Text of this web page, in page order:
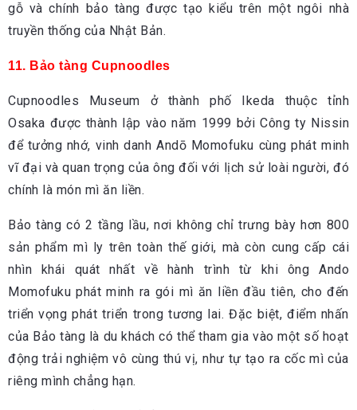
gỗ và chính bảo tàng được tạo kiểu trên một ngôi nhà
truyền thống của Nhật Bản.
11. Bảo tàng Cupnoodles
Cupnoodles Museum ở thành phố Ikeda thuộc tỉnh
Osaka được thành lập vào năm 1999 bởi Công ty Nissin
để tưởng nhớ, vinh danh Andō Momofuku cùng phát minh
vĩ đại và quan trọng của ông đối với lịch sử loài người, đó
chính là món mì ăn liền.
Bảo tàng có 2 tầng lầu, nơi không chỉ trưng bày hơn 800
sản phẩm mì ly trên toàn thế giới, mà còn cung cấp cái
nhìn khái quát nhất về hành trình từ khi ông Ando
Momofuku phát minh ra gói mì ăn liền đầu tiên, cho đến
triển vọng phát triển trong tương lai. Đặc biệt, điểm nhấn
của Bảo tàng là du khách có thể tham gia vào một số hoạt
động trải nghiệm vô cùng thú vị, như tự tạo ra cốc mì của
riêng mình chẳng hạn.